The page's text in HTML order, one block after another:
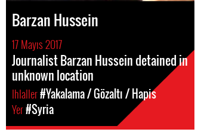
Barzan Hussein
17 Mayıs 2017
Journalist Barzan Hussein detained in
unknown location
Ihlaller#Yakalama / Gözaltı / Hapis
Yer#Syria